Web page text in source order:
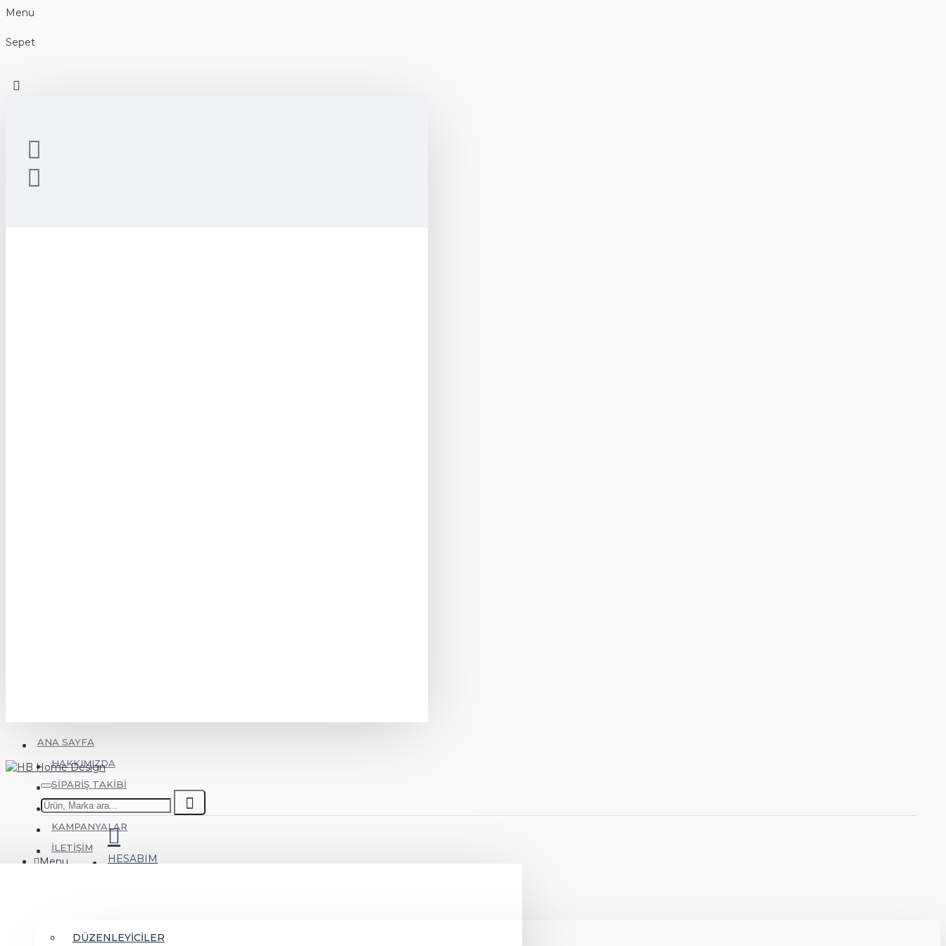
Menu
Sepet
ANA SAYFA
HAKKIMIZDA
SIPARIŞ TAKIBI
KOLAY İADE
KAMPANYALAR
İLETIŞIM
HESABIM
Menu
DÜZENLEYİCİLER